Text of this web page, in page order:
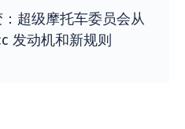
超级摩托车委员会从
发动机和新规则